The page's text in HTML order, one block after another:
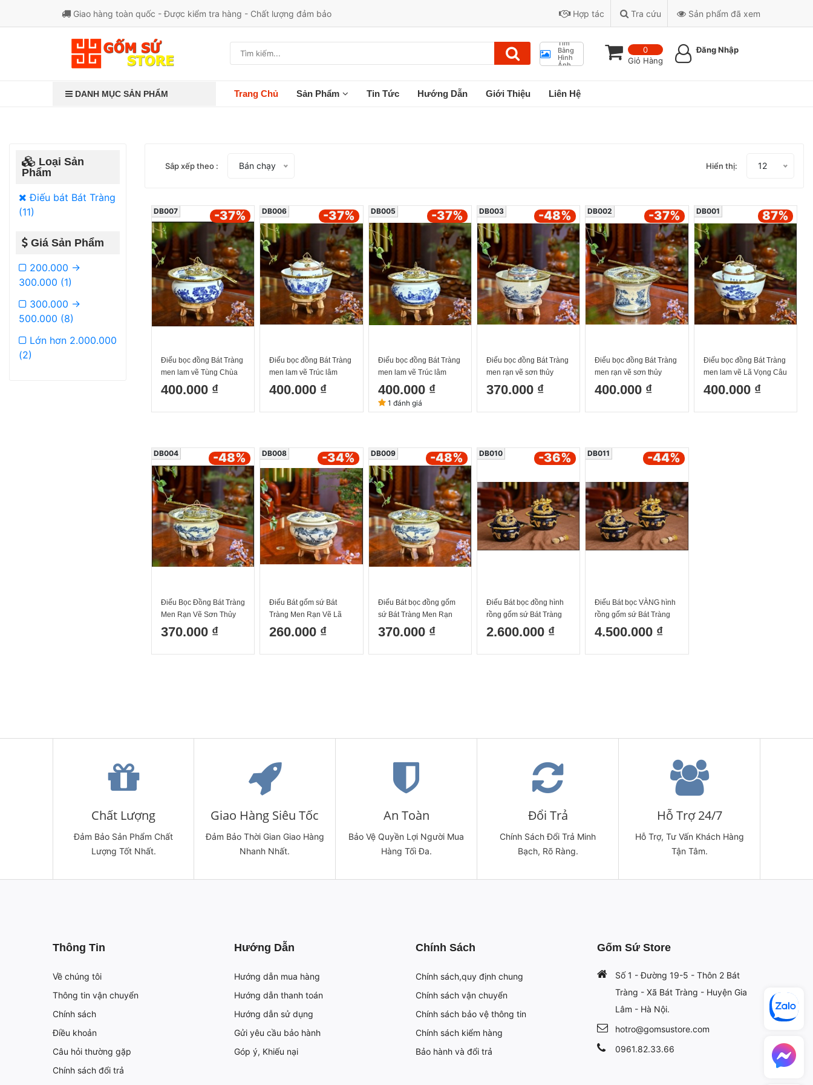
Giao hàng toàn quốc - Được kiểm tra hàng - Chất lượng đảm bảo Hợp tác Tra cứu Sản phẩm đã xem
Tìm
Bằng
Hình
Ảnh
0
Giỏ Hàng
Đăng Nhập
DANH MỤC SẢN PHẨM Trang Chủ Sản Phẩm Tin Tức Hướng Dẫn Giới Thiệu Liên Hệ
Loại Sản
Phẩm
Điếu bát Bát Tràng
(11)
Giá Sản Phẩm
200.000 ->
300.000 (1)
300.000 ->
500.000 (8)
Lớn hơn 2.000.000
(2)
Sắp xếp theo : Bán chạy Hiển thị: 12
Điếu bọc đồng Bát Tràng
men lam vẽ Tùng Chùa
400.000 ₫
DB007 -37%
Điếu bọc đồng Bát Tràng
men lam vẽ Trúc lâm
Thất Hiền
400.000 ₫
DB006 -37%
Điếu bọc đồng Bát Tràng
men lam vẽ Trúc lâm
Thất Hiền dáng loe
400.000 ₫
DB005 -37%
1 đánh giá
Điếu bọc đồng Bát Tràng
men rạn vẽ sơn thủy
370.000 ₫
DB003 -48%
Điếu bọc đồng Bát Tràng
men rạn vẽ sơn thủy
dáng cao
400.000 ₫
DB002 -37%
Điếu bọc đồng Bát Tràng
men lam vẽ Lã Vọng Câu
cá
400.000 ₫
DB001 87%
Điếu Bọc Đồng Bát Tràng
Men Rạn Vẽ Sơn Thủy
Nổi
370.000 ₫
DB004 -48%
Điếu Bát gốm sứ Bát
Tràng Men Rạn Vẽ Lã
Vọng câu cá
260.000 ₫
DB008 -34%
Điếu Bát bọc đồng gốm
sứ Bát Tràng Men Rạn
Vẽ Lã Vọng câu cá
370.000 ₫
DB009 -48%
Điếu Bát bọc đồng hình
rồng gốm sứ Bát Tràng
cao cấp men xanh
2.600.000 ₫
DB010 -36%
Điếu Bát bọc VÀNG hình
rồng gốm sứ Bát Tràng
cao cấp men xanh
4.500.000 ₫
DB011 -44%
Chất Lượng
Đảm Bảo Sản Phẩm Chất
Lượng Tốt Nhất.
Giao Hàng Siêu Tốc
Đảm Bảo Thời Gian Giao Hàng
Nhanh Nhất.
An Toàn
Bảo Vệ Quyền Lợi Người Mua
Hàng Tối Đa.
Đổi Trả
Chính Sách Đổi Trả Minh
Bạch, Rõ Ràng.
Hỗ Trợ 24/7
Hỗ Trợ, Tư Vấn Khách Hàng
Tận Tâm.
Thông Tin
Về chúng tôi
Thông tin vận chuyển
Chính sách
Điều khoản
Câu hỏi thường gặp
Chính sách đổi trả
Hướng Dẫn
Hướng dẫn mua hàng
Hướng dẫn thanh toán
Hướng dẫn sử dụng
Gửi yêu cầu bảo hành
Góp ý, Khiếu nại
Chính Sách
Chính sách,quy định chung
Chính sách vận chuyển
Chính sách bảo vệ thông tin
Chính sách kiểm hàng
Bảo hành và đổi trả
Gốm Sứ Store
Số 1 - Đường 19-5 - Thôn 2 Bát
Tràng - Xã Bát Tràng - Huyện Gia
Lâm - Hà Nội.
hotro@gomsustore.com
0961.82.33.66